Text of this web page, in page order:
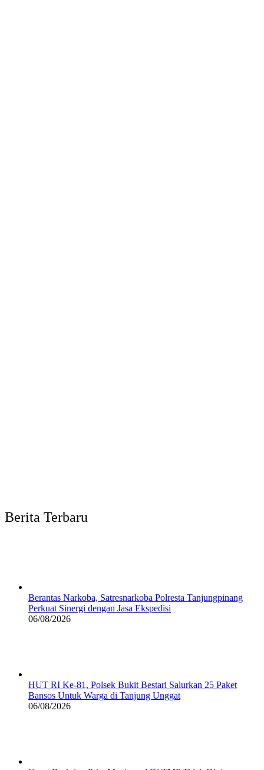
Berita Terbaru
Berantas Narkoba, Satresnarkoba Polresta Tanjungpinang
Perkuat Sinergi dengan Jasa Ekspedisi
06/08/2026
HUT RI Ke-81, Polsek Bukit Bestari Salurkan 25 Paket
Bansos Untuk Warga di Tanjung Unggat
06/08/2026